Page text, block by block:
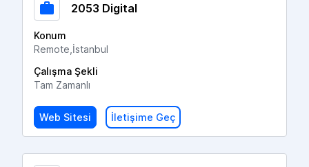
2053 Digital
Konum
Remote,İstanbul
Çalışma Şekli
Tam Zamanlı
Web Sitesi İletişime Geç